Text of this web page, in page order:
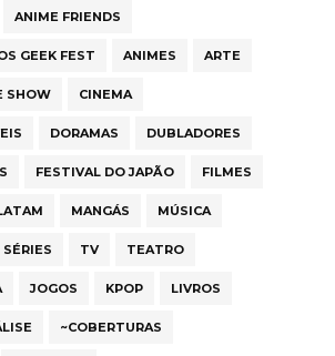
ANIME FRIENDS
GEEK FEST ANIMES ARTE
SHOW CINEMA
DORAMAS DUBLADORES
FESTIVAL DO JAPÃO FILMES
MANGÁS MÚSICA
SÉRIES TV TEATRO
JOGOS KPOP LIVROS
~COBERTURAS